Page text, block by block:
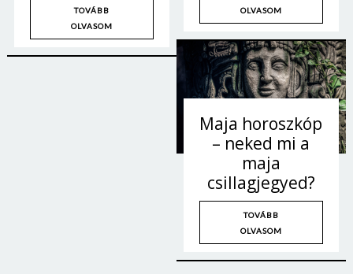
TOVÁBB
OLVASOM
OLVASOM
Maja horoszkóp
– neked mi a
maja
csillagjegyed?
TOVÁBB
OLVASOM